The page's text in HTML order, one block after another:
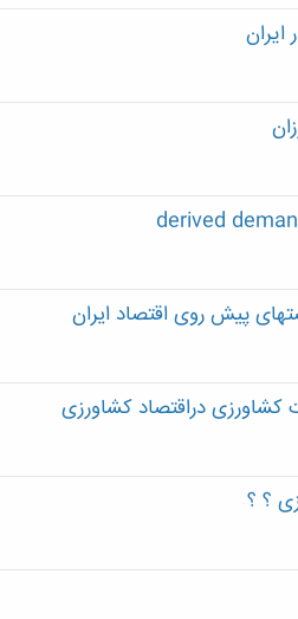
پیش روی اقتصاد ایران
دراقتصاد کشاورزی
؟ ؟